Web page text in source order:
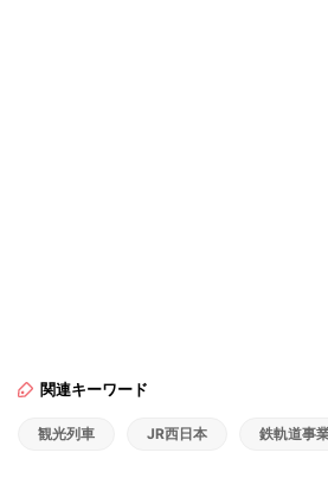
関連キーワード
観光列車 JR西日本 鉄軌道事